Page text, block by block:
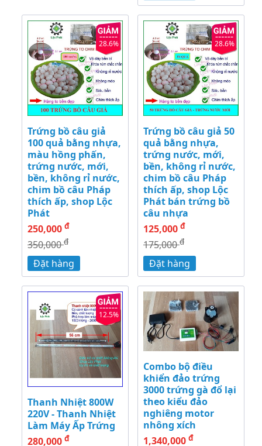
28.6%
Trứng bồ câu giả
100 quả bằng nhựa,
màu hồng phấn,
trứng nước, mới,
bền, không rỉ nước,
chim bồ câu Pháp
thích ấp, shop Lộc
Phát
250,000 đ
350,000đ
Đặt hàng
28.6%
Trứng bồ câu giả 50
quả bằng nhựa,
trứng nước, mới,
bền, không rỉ nước,
chim bồ câu Pháp
thích ấp, shop Lộc
Phát bán trứng bồ
câu nhựa
125,000 đ
175,000đ
Đặt hàng
12.5%
Thanh Nhiệt 800W
220V - Thanh Nhiệt
Làm Máy Ấp Trứng
280,000 đ
Combo bộ điều
khiển đảo trứng
3000 trứng gà đổ lại
theo kiểu đảo
nghiêng motor
nhông xích
1,340,000 đ